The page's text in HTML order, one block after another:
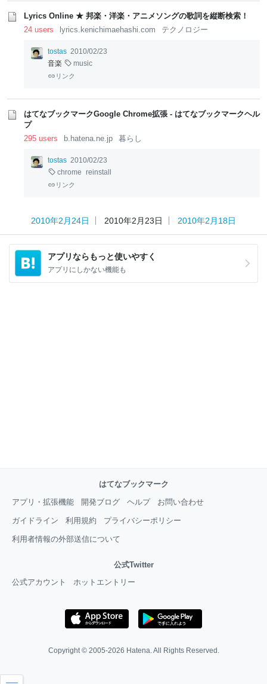
Lyrics Online ★ 邦楽・洋楽・アニメソングの歌詞を縦断検索！
24 users
lyrics.kenichimaehashi.com テクノロジー
tostas 2010/02/23
音楽
music
リンク
はてなブックマークGoogle Chrome拡張 - はてなブックマークヘル
プ
295 users
b.hatena.ne.jp 暮らし
tostas 2010/02/23
chrome reinstall
リンク
2010年2月24日 2010年2月23日 2010年2月18日
アプリならもっと使いやすく
アプリにしかない機能も
はてなブックマーク
アプリ・拡張機能
開発ブログ ヘルプ お問い合わせ
ガイドライン 利用規約 プライバシーポリシー
利用者情報の外部送信について
公式Twitter
公式アカウント
ホットエントリー
Copyright © 2005-2026 Hatena. All Rights Reserved.